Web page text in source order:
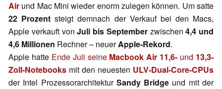
Air und Mac Mini wieder enorm zulegen können. Um satte
22 Prozent steigt demnach der Verkauf bei den Macs,
Apple verkauft vonJuli bis Septemberzwischen4,4 und
4,6 Millionen Rechner – neuerApple-Rekord.
Apple hatte Ende Juli seine Macbook Air 11,6- und 13,3-
Zoll-Notebooks mit den neuesten ULV-Dual-Core-CPUs
der Intel Prozessorarchitektur Sandy Bridge und mit der